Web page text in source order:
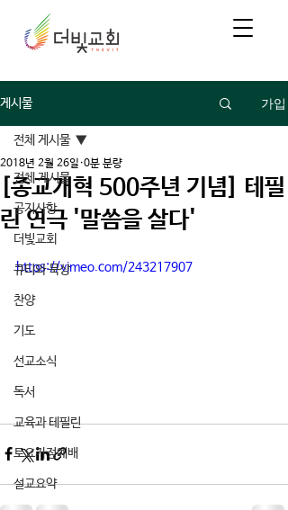
게시물 가입
전체 게시물
공지사항
더빛교회
큐티와 묵상
찬양
기도
선교소식
독서
교육과 테필린
토요가정예배
설교요약
전체 게시물
[종교개혁 500주년 기념] 테필
린 연극 '말씀을 살다'
2018년 2월 26일 0분 분량
https://vimeo.com/243217907